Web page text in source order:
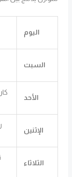
اليوم
السبت
الأحد
الإثنين
الثلاثاء